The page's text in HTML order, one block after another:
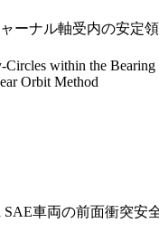
ーナル軸受内の安定
within the Bearing
Orbit Method
車両の前面衝突安